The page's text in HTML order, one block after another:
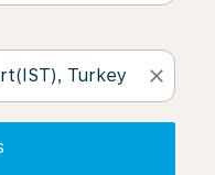
close